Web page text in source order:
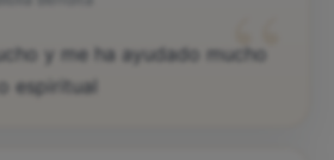
“
y me ha ayudado mucho
espiritual